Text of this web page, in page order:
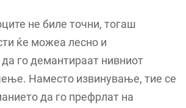
не биле точни, тогаш
ќе можеа лесно и
го демантираат нивниот
Наместо извинување, тие се
да го префрлат на